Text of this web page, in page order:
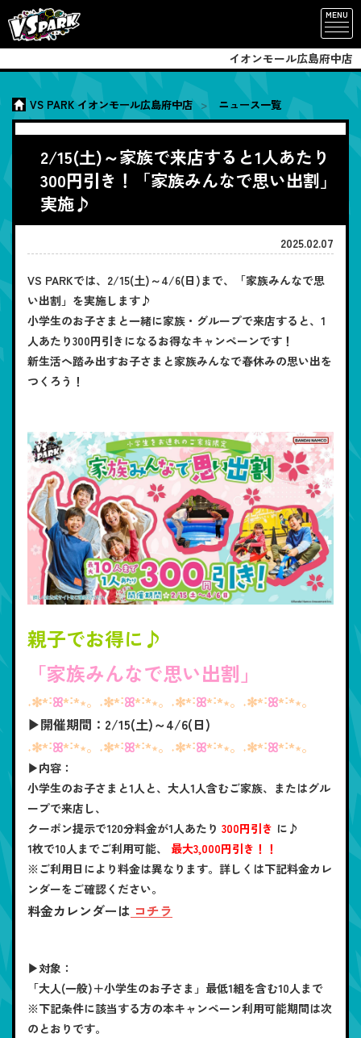
MENU
イオンモール広島府中店
VS PARK イオンモール広島府中店 ニュース一覧
2/15(土)～家族で来店すると1人あたり
300円引き！「家族みんなで思い出割」
実施♪
2025.02.07
VS PARKでは、2/15(土)～4/6(日)まで、「家族みんなで思
い出割」を実施します♪
小学生のお子さまと一緒に家族・グループで来店すると、1
人あたり300円引きになるお得なキャンペーンです！
新生活へ踏み出すお子さまと家族みんなで春休みの思い出を
つくろう！
親子でお得に♪
「家族みんなで思い出割」
˖✻*˸ꕤ*˸*⋆。˖✻*˸ꕤ*˸*⋆。˖✻*˸ꕤ*˸*⋆。˖✻*˸ꕤ*˸*⋆。
▶開催期間：2/15(土)～4/6(日)
˖✻*˸ꕤ*˸*⋆。˖✻*˸ꕤ*˸*⋆。˖✻*˸ꕤ*˸*⋆。˖✻*˸ꕤ*˸*⋆。
▶内容：
小学生のお子さまと1人と、大人1人含むご家族、またはグル
ープで来店し、
クーポン提示で120分料金が1人あたり 300円引き に♪
1枚で10人までご利用可能、
最大3,000円引き！！
※ご利用日により料金は異なります。詳しくは下記料金カレ
ンダーをご確認ください。
料金カレンダーは コチラ
▶対象：
「大人(一般)＋小学生のお子さま」最低1組を含む10人まで
※下記条件に該当する方の本キャンペーン利用可能期間は次
のとおりです。